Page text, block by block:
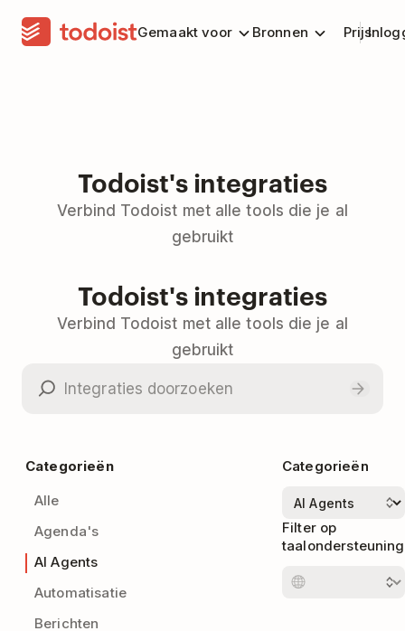
Gemaakt voor Bronnen Prijs
Todoist's integraties
Verbind Todoist met alle tools die je al
gebruikt
Todoist's integraties
Verbind Todoist met alle tools die je al
gebruikt
Categorieën
Alle
Agenda's
AI Agents
Automatisatie
Berichten
Categorieën
Filter op
taalondersteuning